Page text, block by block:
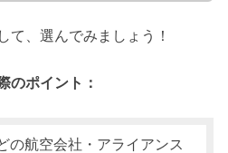
て、選んでみましょう！
のポイント：
の航空会社・アライアンス